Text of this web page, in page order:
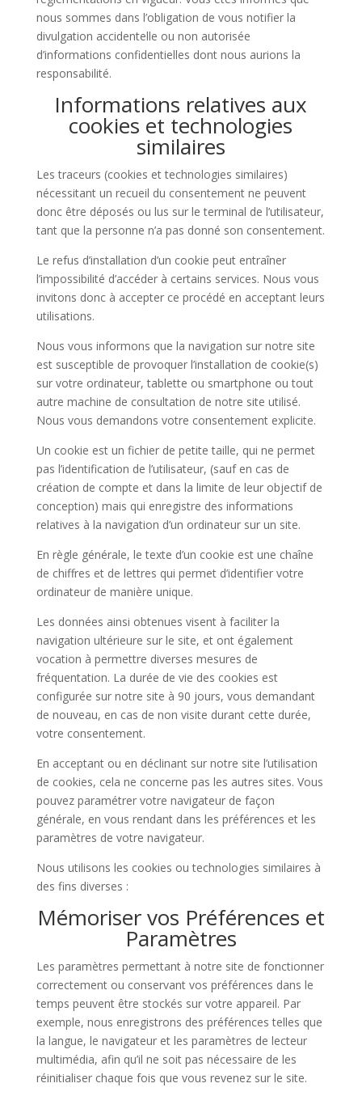
nous sommes dans l’obligation de vous notifier la
divulgation accidentelle ou non autorisée
d’informations confidentielles dont nous aurions la
responsabilité.
Informations relatives aux
cookies et technologies
similaires
Les traceurs (cookies et technologies similaires)
nécessitant un recueil du consentement ne peuvent
donc être déposés ou lus sur le terminal de l’utilisateur,
tant que la personne n’a pas donné son consentement.
Le refus d’installation d’un cookie peut entraîner
l’impossibilité d’accéder à certains services. Nous vous
invitons donc à accepter ce procédé en acceptant leurs
utilisations.
Nous vous informons que la navigation sur notre site
est susceptible de provoquer l’installation de cookie(s)
sur votre ordinateur, tablette ou smartphone ou tout
autre machine de consultation de notre site utilisé.
Nous vous demandons votre consentement explicite.
Un cookie est un fichier de petite taille, qui ne permet
pas l’identification de l’utilisateur, (sauf en cas de
création de compte et dans la limite de leur objectif de
conception) mais qui enregistre des informations
relatives à la navigation d’un ordinateur sur un site.
En règle générale, le texte d’un cookie est une chaîne
de chiffres et de lettres qui permet d’identifier votre
ordinateur de manière unique.
Les données ainsi obtenues visent à faciliter la
navigation ultérieure sur le site, et ont également
vocation à permettre diverses mesures de
fréquentation. La durée de vie des cookies est
configurée sur notre site à 90 jours, vous demandant
de nouveau, en cas de non visite durant cette durée,
votre consentement.
En acceptant ou en déclinant sur notre site l’utilisation
de cookies, cela ne concerne pas les autres sites. Vous
pouvez paramétrer votre navigateur de façon
générale, en vous rendant dans les préférences et les
paramètres de votre navigateur.
Nous utilisons les cookies ou technologies similaires à
des fins diverses :
Mémoriser vos Préférences et
Paramètres
Les paramètres permettant à notre site de fonctionner
correctement ou conservant vos préférences dans le
temps peuvent être stockés sur votre appareil. Par
exemple, nous enregistrons des préférences telles que
la langue, le navigateur et les paramètres de lecteur
multimédia, afin qu’il ne soit pas nécessaire de les
réinitialiser chaque fois que vous revenez sur le site.